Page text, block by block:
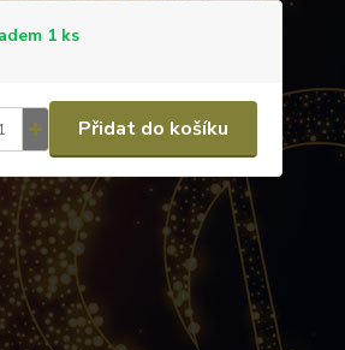
1 ks
Přidat do košíku